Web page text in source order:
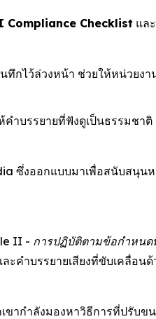
Checklist แล
ทึกไว้ล่วงหน้า ช่วยให้หน่วย
บรรยายที่ฟังดูเป็นธรรมชา
ซึ่งออกแบบมาเพื่อสนับสนุน
II - การปฏิบัติตามข้อกำหนด
คำบรรยายเสียงที่ขับเคลื่อน
ากำลังมองหาวิธีการที่ปรับ